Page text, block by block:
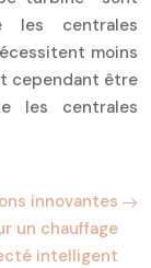
les centrales
moins
cependant être
les centrales
innovantes
un chauffage
intelligent